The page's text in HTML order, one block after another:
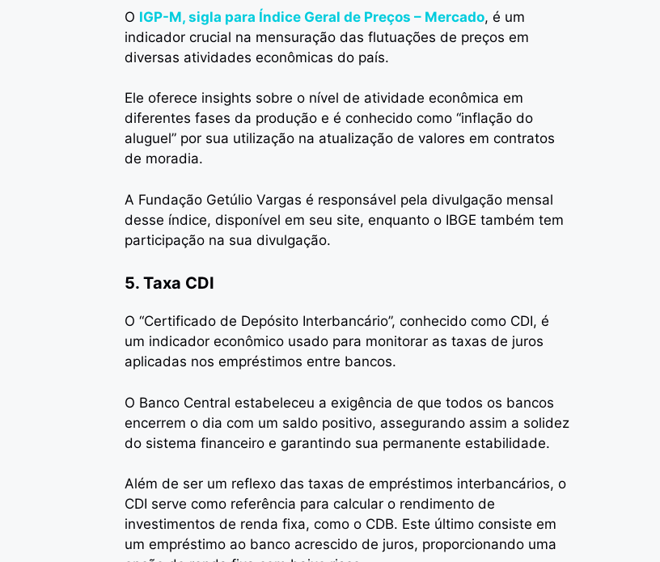
O IGP-M, sigla para Índice Geral de Preços – Mercado, é um
indicador crucial na mensuração das flutuações de preços em
diversas atividades econômicas do país.
Ele oferece insights sobre o nível de atividade econômica em
diferentes fases da produção e é conhecido como “inflação do
aluguel” por sua utilização na atualização de valores em contratos
de moradia.
A Fundação Getúlio Vargas é responsável pela divulgação mensal
desse índice, disponível em seu site, enquanto o IBGE também tem
participação na sua divulgação.
5. Taxa CDI
O “Certificado de Depósito Interbancário”, conhecido como CDI, é
um indicador econômico usado para monitorar as taxas de juros
aplicadas nos empréstimos entre bancos.
O Banco Central estabeleceu a exigência de que todos os bancos
encerrem o dia com um saldo positivo, assegurando assim a solidez
do sistema financeiro e garantindo sua permanente estabilidade.
Além de ser um reflexo das taxas de empréstimos interbancários, o
CDI serve como referência para calcular o rendimento de
investimentos de renda fixa, como o CDB. Este último consiste em
um empréstimo ao banco acrescido de juros, proporcionando uma